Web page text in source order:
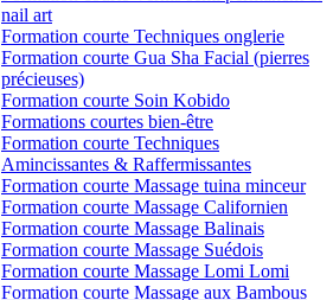
nail art
Formation courte Techniques onglerie
Formation courte Gua Sha Facial (pierres
précieuses)
Formation courte Soin Kobido
Formations courtes bien-être
Formation courte Techniques
Amincissantes & Raffermissantes
Formation courte Massage tuina minceur
Formation courte Massage Californien
Formation courte Massage Balinais
Formation courte Massage Suédois
Formation courte Massage Lomi Lomi
Formation courte Massage aux Bambous